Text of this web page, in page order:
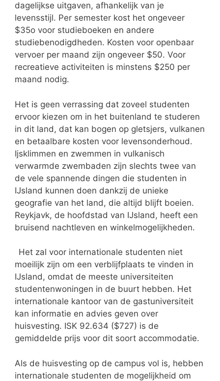
dagelijkse uitgaven, afhankelijk van je
levensstijl. Per semester kost het ongeveer
$35o voor studieboeken en andere
studiebenodigdheden. Kosten voor openbaar
vervoer per maand zijn ongeveer $50. Voor
recreatieve activiteiten is minstens $250 per
maand nodig.
Het is geen verrassing dat zoveel studenten
ervoor kiezen om in het buitenland te studeren
in dit land, dat kan bogen op gletsjers, vulkanen
en betaalbare kosten voor levensonderhoud.
Ijsklimmen en zwemmen in vulkanisch
verwarmde zwembaden zijn slechts twee van
de vele spannende dingen die studenten in
IJsland kunnen doen dankzij de unieke
geografie van het land, die altijd blijft boeien.
Reykjavk, de hoofdstad van IJsland, heeft een
bruisend nachtleven en winkelmogelijkheden.
Het zal voor internationale studenten niet
moeilijk zijn om een verblijfplaats te vinden in
IJsland, omdat de meeste universiteiten
studentenwoningen in de buurt hebben. Het
internationale kantoor van de gastuniversiteit
kan informatie en advies geven over
huisvesting. ISK 92.634 ($727) is de
gemiddelde prijs voor dit soort accommodatie.
Als de huisvesting op de campus vol is, hebben
internationale studenten de mogelijkheid om